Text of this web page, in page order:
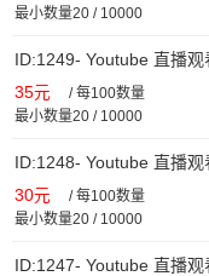
最小数量20 / 10000
ID:1249- Youtube 直播
35元 /每100数量
最小数量20 / 10000
ID:1248- Youtube 直播
30元 /每100数量
最小数量20 / 10000
ID:1247- Youtube 直播